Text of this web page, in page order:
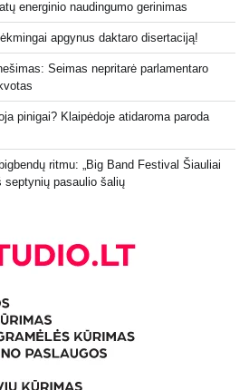
energinio naudingumo gerinimas
apgynus daktaro disertaciją!
Seimas nepritarė parlamentaro
pinigai? Klaipėdoje atidaroma paroda
ritmu: „Big Band Festival Šiauliai
septynių pasaulio šalių